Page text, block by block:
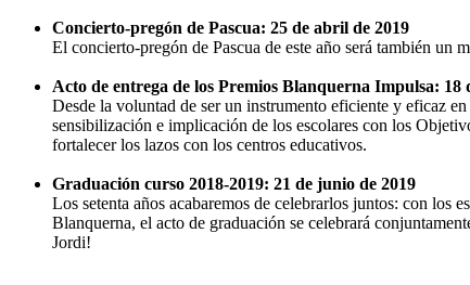
Concierto-pregón de Pascua: 25 de abril de 2019
El concierto-pregón de Pascua de este año será también un
Acto de entrega de los Premios Blanquerna Impulsa: 18
Desde la voluntad de ser un instrumento eficiente y eficaz
sensibilización e implicación de los escolares con los
fortalecer los lazos con los centros educativos.
Graduación curso 2018-2019: 21 de junio de 2019
Los setenta años acabaremos de celebrarlos juntos: con los
Blanquerna, el acto de graduación se celebrará
Jordi!